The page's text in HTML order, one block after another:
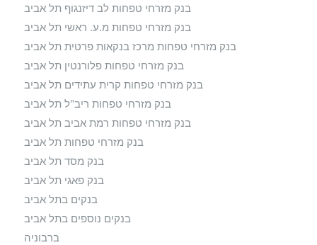
בנק מזרחי טפחות לב דיזנגוף תל אביב
בנק מזרחי טפחות מ.ע. ראשי תל אביב
בנק מזרחי טפחות מרכז בנקאות פרטית תל אביב
בנק מזרחי טפחות פלורנטין תל אביב
בנק מזרחי טפחות קרית עתידים תל אביב
בנק מזרחי טפחות ריב"ל תל אביב
בנק מזרחי טפחות רמת אביב תל אביב
בנק מזרחי טפחות תל אביב
בנק מסד תל אביב
בנק פאגי תל אביב
בנקים בתל אביב
בנקים נוספים בתל אביב
ברבוניה